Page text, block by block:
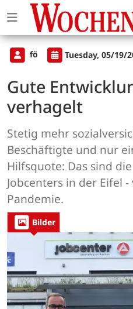
fö Tuesday, 05/19/
Gute
verhagelt
Stetig mehr
Beschäftigte und nur
Hilfsquote: Das sind
Jobcenters in der Eifel
Pandemie.
Bilder